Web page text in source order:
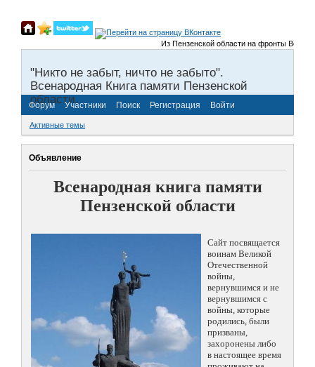
Из Пензенской области на фронты
"Никто не забыт, ничто не забыто".
Всенародная Книга памяти Пензенской
области.
Форум Участники Поиск Регистрация Войти
Активные темы
Объявление
Всенародная книга памяти
Пензенской области
Сайт посвящается
воинам Великой
Отечественной
войны,
вернувшимся и не
вернувшимся с
войны, которые
родились, были
призваны,
захоронены либо
в настоящее время